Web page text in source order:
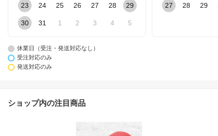
23 24 25 26 27 28 29
30 31 1 2 3 4 5
27 28 29
休業日（受注・発送対応なし）
受注対応のみ
発送対応のみ
ショップ内の注目商品